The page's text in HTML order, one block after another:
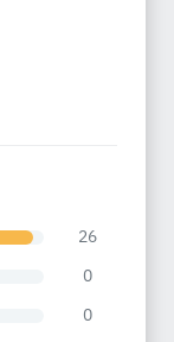
26
0
0